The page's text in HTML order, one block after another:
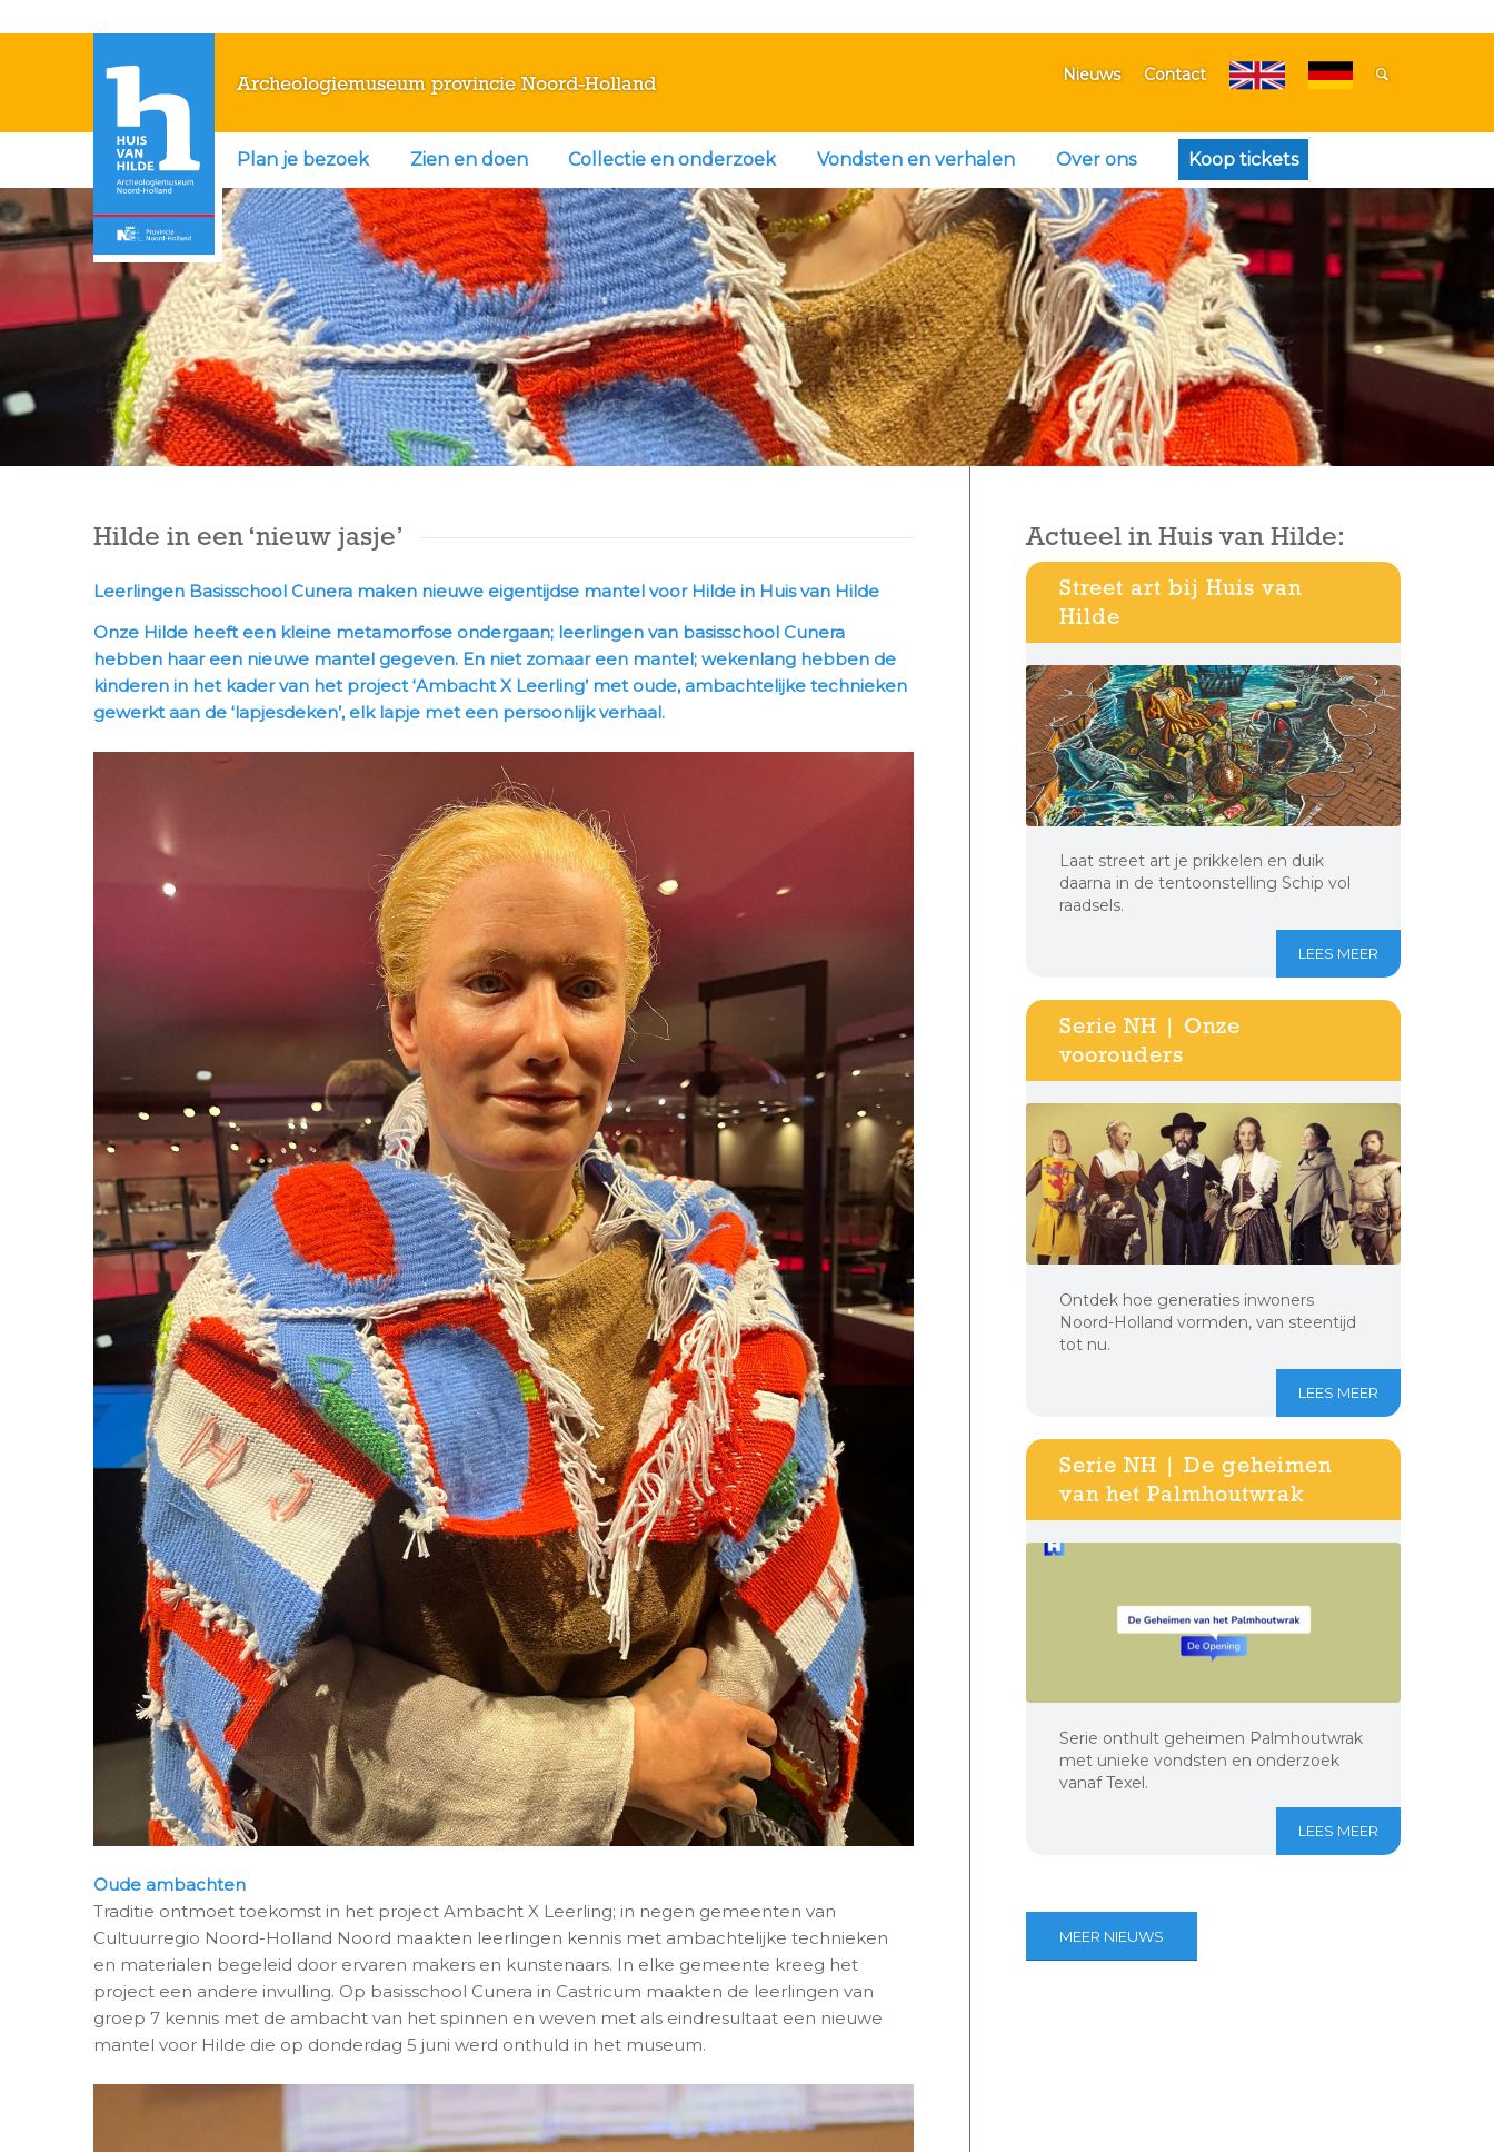
Archeologiemuseum provincie Noord-Holland Nieuws Contact
Plan je bezoek Zien en doen Collectie en onderzoek Vondsten en verhalen Over ons Koop tickets
Hilde in een ‘nieuw jasje’
Leerlingen Basisschool Cunera maken nieuwe eigentijdse mantel voor Hilde in Huis van Hilde
Onze Hilde heeft een kleine metamorfose ondergaan; leerlingen van basisschool Cunera
hebben haar een nieuwe mantel gegeven. En niet zomaar een mantel; wekenlang hebben de
kinderen in het kader van het project ‘Ambacht X Leerling’ met oude, ambachtelijke technieken
gewerkt aan de ‘lapjesdeken’, elk lapje met een persoonlijk verhaal.
Oude ambachten
Traditie ontmoet toekomst in het project Ambacht X Leerling; in negen gemeenten van
Cultuurregio Noord-Holland Noord maakten leerlingen kennis met ambachtelijke technieken
en materialen begeleid door ervaren makers en kunstenaars. In elke gemeente kreeg het
project een andere invulling. Op basisschool Cunera in Castricum maakten de leerlingen van
groep 7 kennis met de ambacht van het spinnen en weven met als eindresultaat een nieuwe
mantel voor Hilde die op donderdag 5 juni werd onthuld in het museum.
Actueel in Huis van Hilde:
Street art bij Huis van
Hilde
Laat street art je prikkelen en duik
daarna in de tentoonstelling Schip vol
raadsels.
LEES MEER
Serie NH | Onze
voorouders
Ontdek hoe generaties inwoners
Noord-Holland vormden, van steentijd
tot nu.
LEES MEER
Serie NH | De geheimen
van het Palmhoutwrak
Serie onthult geheimen Palmhoutwrak
met unieke vondsten en onderzoek
vanaf Texel.
LEES MEER
MEER NIEUWS